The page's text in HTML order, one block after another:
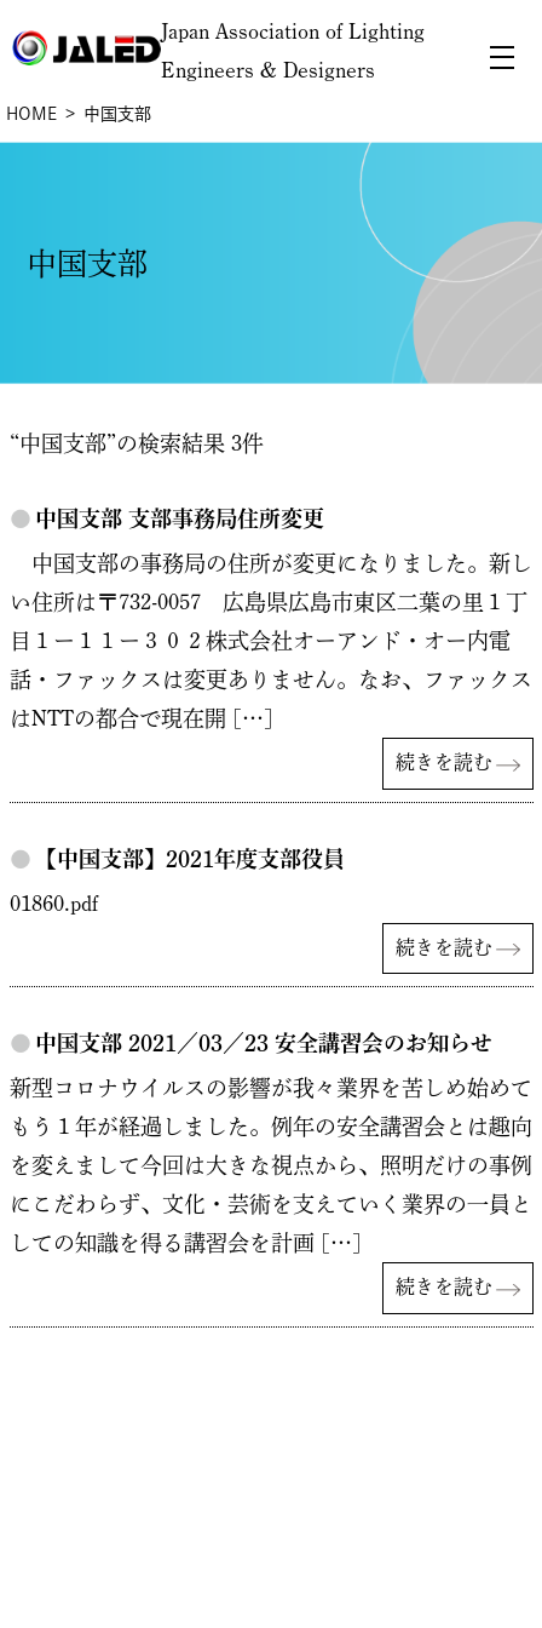
Japan Association of Lighting
Engineers & Designers
HOME 中国支部
中国支部
“中国支部”の検索結果 3件
● 中国支部 支部事務局住所変更
中国支部の事務局の住所が変更になりました。新し
い住所は〒732-0057 広島県広島市東区二葉の里１丁
目１ー１１ー３０２株式会社オーアンド・オー内電
話・ファックスは変更ありません。なお、ファックス
はNTTの都合で現在開 […]
続きを読む
● 【中国支部】2021年度支部役員
01860.pdf
続きを読む
● 中国支部 2021／03／23 安全講習会のお知らせ
新型コロナウイルスの影響が我々業界を苦しめ始めて
もう１年が経過しました。例年の安全講習会とは趣向
を変えまして今回は大きな視点から、照明だけの事例
にこだわらず、文化・芸術を支えていく業界の一員と
しての知識を得る講習会を計画 […]
続きを読む